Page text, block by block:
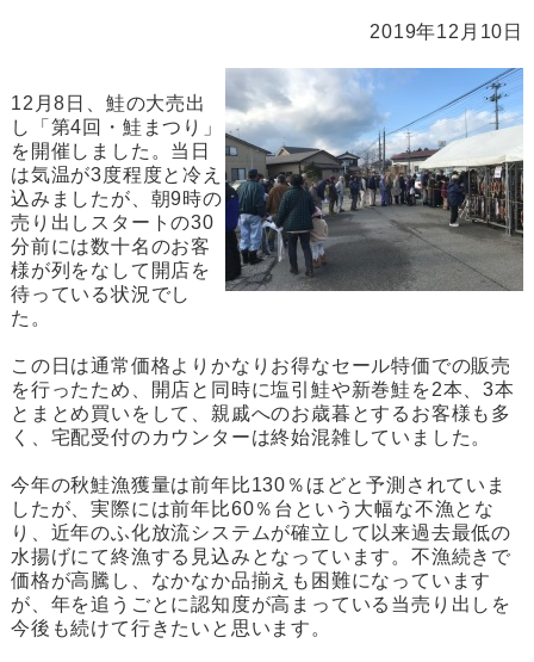
2019年12月10日
12月8日、鮭の大売出
し「第4回・鮭まつり」
を開催しました。当日
は気温が3度程度と冷え
込みましたが、朝9時の
売り出しスタートの30
分前には数十名のお客
様が列をなして開店を
待っている状況でし
た。
この日は通常価格よりかなりお得なセール特価での販売
を行ったため、開店と同時に塩引鮭や新巻鮭を2本、3本
とまとめ買いをして、親戚へのお歳暮とするお客様も多
く、宅配受付のカウンターは終始混雑していました。
今年の秋鮭漁獲量は前年比130％ほどと予測されていま
したが、実際には前年比60％台という大幅な不漁とな
り、近年のふ化放流システムが確立して以来過去最低の
水揚げにて終漁する見込みとなっています。不漁続きで
価格が高騰し、なかなか品揃えも困難になっています
が、年を追うごとに認知度が高まっている当売り出しを
今後も続けて行きたいと思います。